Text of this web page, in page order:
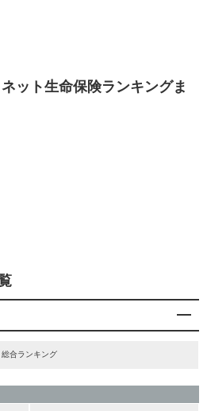
ット生命保険ランキングま
総合ランキング